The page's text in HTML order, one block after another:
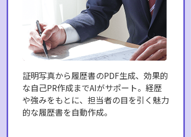
証明写真から履歴書のPDF生成、効果的
な自己PR作成までAIがサポート。経歴
や強みをもとに、担当者の目を引く魅力
的な履歴書を自動作成。